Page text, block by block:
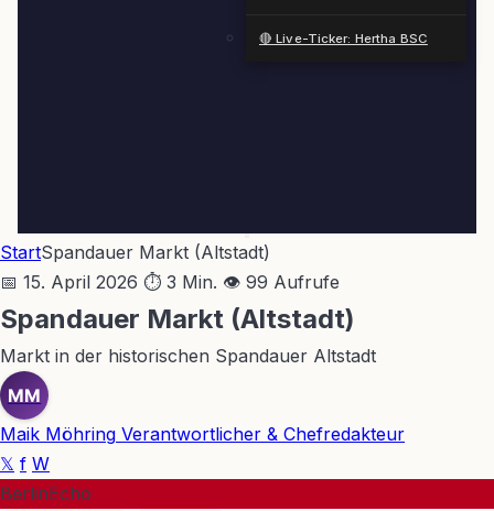
🔴 Live-Ticker: Hertha BSC
StartSpandauer Markt (Altstadt)
📅 15. April 2026 ⏱ 3 Min. 👁 99 Aufrufe
Spandauer Markt (Altstadt)
Markt in der historischen Spandauer Altstadt
MM
Maik Möhring Verantwortlicher & Chefredakteur
𝕏 f W
BerlinEcho